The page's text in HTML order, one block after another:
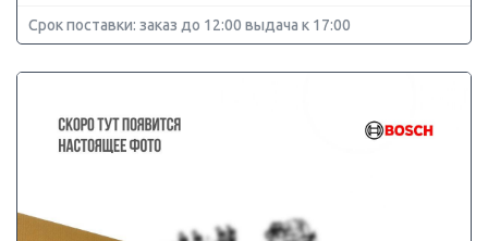
Срок поставки: заказ до 12:00 выдача к 17:00